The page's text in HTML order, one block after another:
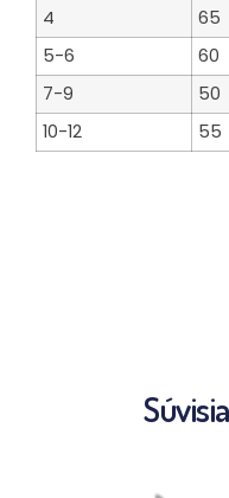
4
65
5-6
60
7-9
50
10-12
55